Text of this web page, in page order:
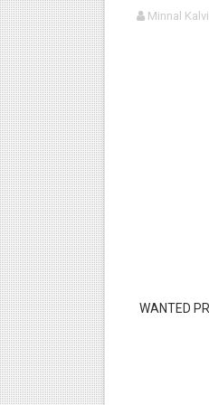
Minnal
WANTED